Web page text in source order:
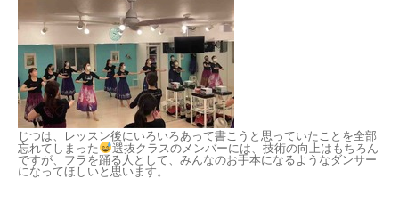
じつは、レッスン後にいろいろあって書こうと思っていたことを全部
忘れてしまった
選抜クラスのメンバーには、技術の向上はもちろん
ですが、フラを踊る人として、みんなのお手本になるようなダンサー
になってほしいと思います。